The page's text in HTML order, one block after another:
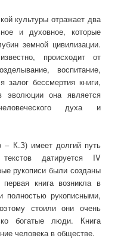
культуры отражает два
и духовное, которые
земной цивилизации.
происходит от
воспитание,
бессмертия книги,
эволюции она является
духа и
– К.З) имеет долгий путь
датируется IV
рукописи были созданы
книга возникла в
рукописными,
стоили они очень
богатые люди. Книга
человека в обществе.